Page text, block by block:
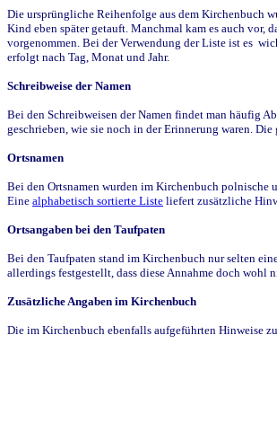
Die ursprüngliche Reihenfolge aus dem Kirchenbuch
Kind eben später getauft. Manchmal kam es auch vor,
vorgenommen. Bei der Verwendung der Liste ist es
erfolgt nach Tag, Monat und Jahr.
Schreibweise der Namen
Bei den Schreibweisen der Namen findet man häufig
geschrieben, wie sie noch in der Erinnerung waren.
Ortsnamen
Bei den Ortsnamen wurden im Kirchenbuch polnische
Eine alphabetisch sortierte Liste liefert zusätzliche
Ortsangaben bei den Taufpaten
Bei den Taufpaten stand im Kirchenbuch nur selten
allerdings festgestellt, dass diese Annahme doch wohl
Zusätzliche Angaben im Kirchenbuch
Die im Kirchenbuch ebenfalls aufgeführten Hinweise